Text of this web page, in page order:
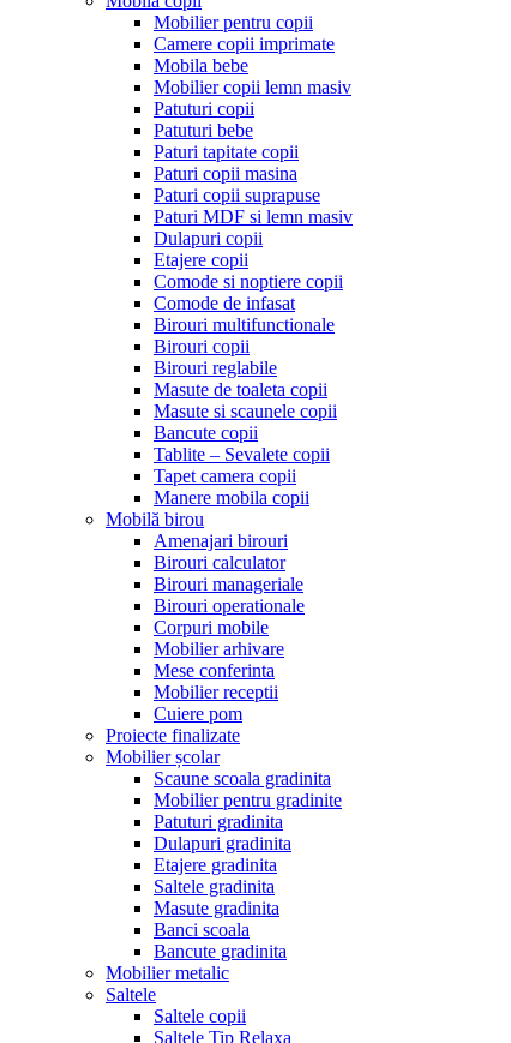
Mobilier pentru copii
Camere copii imprimate
Mobila bebe
Mobilier copii lemn masiv
Patuturi copii
Patuturi bebe
Paturi tapitate copii
Paturi copii masina
Paturi copii suprapuse
Paturi MDF si lemn masiv
Dulapuri copii
Etajere copii
Comode si noptiere copii
Comode de infasat
Birouri multifunctionale
Birouri copii
Birouri reglabile
Masute de toaleta copii
Masute si scaunele copii
Bancute copii
Tablite – Sevalete copii
Tapet camera copii
Manere mobila copii
Mobilă birou
Amenajari birouri
Birouri calculator
Birouri manageriale
Birouri operationale
Corpuri mobile
Mobilier arhivare
Mese conferinta
Mobilier receptii
Cuiere pom
Proiecte finalizate
Mobilier școlar
Scaune scoala gradinita
Mobilier pentru gradinite
Patuturi gradinita
Dulapuri gradinita
Etajere gradinita
Saltele gradinita
Masute gradinita
Banci scoala
Bancute gradinita
Mobilier metalic
Saltele
Saltele copii
Saltele Tip Relaxa